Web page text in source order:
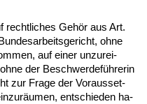
recht­li­ches Gehör aus Art.
oh­ne
auf ei­ner un­zu­rei­
der Be­schwer­deführe­rin
zur Fra­ge der Vor­aus­set­
ent­schie­den ha­